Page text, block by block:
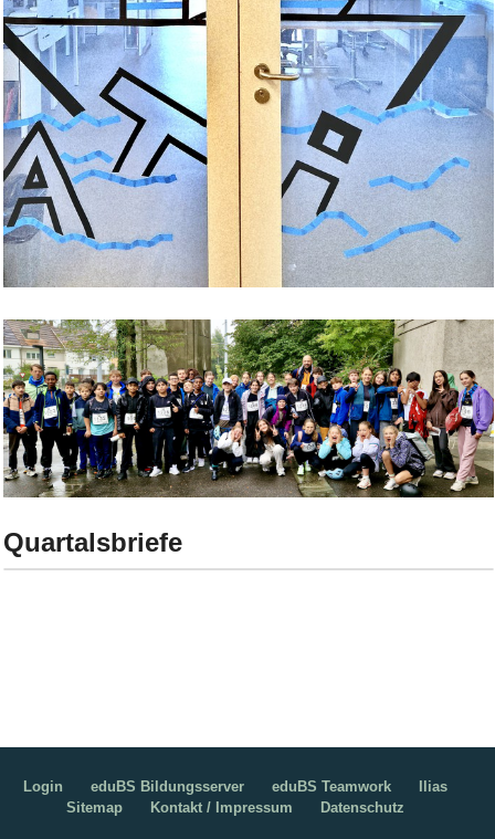
Quartalsbriefe
Login eduBS Bildungsserver eduBS Teamwork
Ilias
Sitemap
Kontakt / Impressum Datenschutz